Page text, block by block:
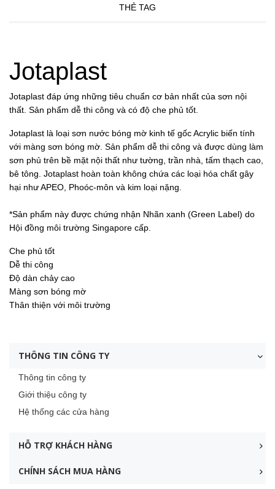
THẺ TAG
Jotaplast
Jotaplast đáp ứng những tiêu chuẩn cơ bản nhất của sơn nội
thất. Sản phẩm dễ thi công và có độ che phủ tốt.
Jotaplast là loại sơn nước bóng mờ kinh tế gốc Acrylic biến tính
với màng sơn bóng mờ. Sản phẩm dễ thi công và được dùng làm
sơn phủ trên bề mặt nội thất như tường, trần nhà, tấm thạch cao,
bê tông. Jotaplast hoàn toàn không chứa các loại hóa chất gây
hại như APEO, Phoóc-môn và kim loại nặng.
*Sản phẩm này được chứng nhận Nhãn xanh (Green Label) do
Hội đồng môi trường Singapore cấp.
Che phủ tốt
Dễ thi công
Độ dàn chảy cao
Màng sơn bóng mờ
Thân thiện với môi trường
THÔNG TIN CÔNG TY
Thông tin công ty
Giới thiệu công ty
Hệ thống các cửa hàng
HỖ TRỢ KHÁCH HÀNG
CHÍNH SÁCH MUA HÀNG